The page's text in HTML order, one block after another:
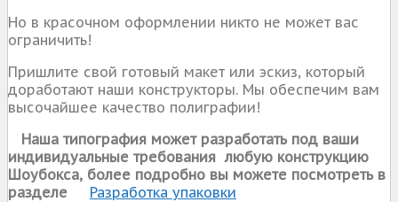
Но в красочном оформлении никто не может вас
ограничить!
Пришлите свой готовый макет или эскиз, который
доработают наши конструкторы. Мы обеспечим вам
высочайшее качество полиграфии!
Наша типография может разработать под ваши
индивидуальные требования любую конструкцию
Шоубокса, более подробно вы можете посмотреть в
разделе
Разработка упаковки